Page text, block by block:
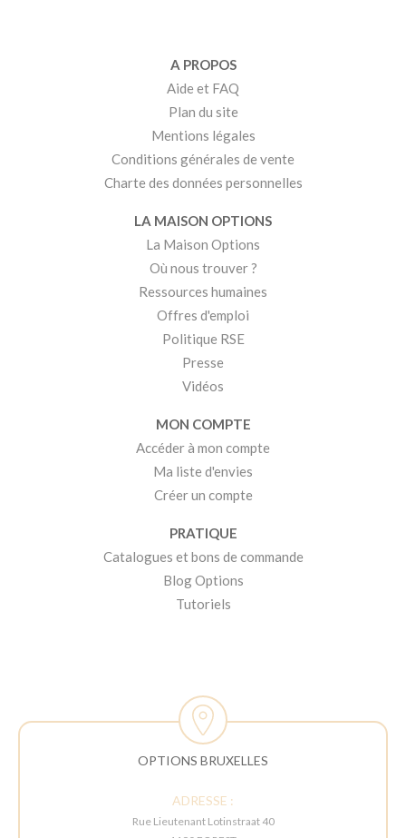
A PROPOS
Aide et FAQ
Plan du site
Mentions légales
Conditions générales de vente
Charte des données personnelles
LA MAISON OPTIONS
La Maison Options
Où nous trouver ?
Ressources humaines
Offres d'emploi
Politique RSE
Presse
Vidéos
MON COMPTE
Accéder à mon compte
Ma liste d'envies
Créer un compte
PRATIQUE
Catalogues et bons de commande
Blog Options
Tutoriels
OPTIONS BRUXELLES
ADRESSE :
Rue Lieutenant Lotinstraat 40